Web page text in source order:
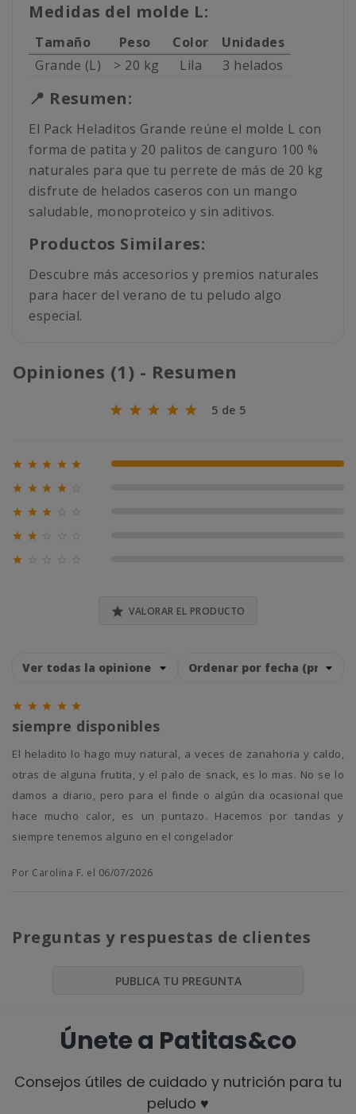
Medidas del molde L:
Tamaño Peso Color
Unidades
Grande (L)
> 20 kg Lila 3 helados
📍 Resumen:
El Pack Heladitos Grande reúne el molde L con
forma de patita y 20 palitos de canguro 100 %
naturales para que tu perrete de más de 20 kg
disfrute de helados caseros con un mango
saludable, monoproteico y sin aditivos.
Productos Similares:
Descubre más accesorios y premios naturales
para hacer del verano de tu peludo algo
especial.
Opiniones (1) - Resumen
5 de 5
     100% (1)
   
  
 

 VALORAR EL PRODUCTO
    
siempre disponibles
El heladito lo hago muy natural, a veces de zanahoria y caldo,
otras de alguna frutita, y el palo de snack, es lo mas. No se lo
damos a diario, pero para el finde o algún dia ocasional que
hace mucho calor, es un puntazo. Hacemos por tandas y
siempre tenemos alguno en el congelador
Por Carolina F. el 06/07/2026
Preguntas y respuestas de clientes
PUBLICA TU PREGUNTA
Únete a Patitas&co
Consejos útiles de cuidado y nutrición para tu
peludo ♥️